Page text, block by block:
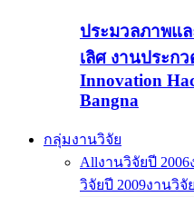
ประมวลภาพแ
เลิศ งานประก
Innovation
Bangna
กลุ่มงานวิจัย
Allงานวิจัยปี 2006
วิจัยปี 2009งานวิจั